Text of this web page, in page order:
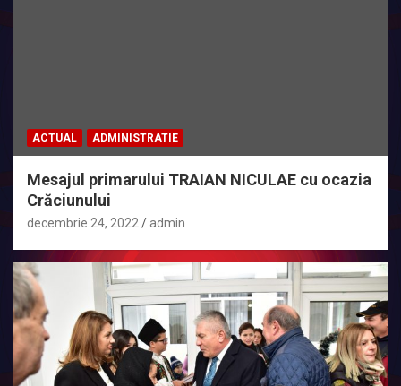
ACTUAL ADMINISTRATIE
Mesajul primarului TRAIAN NICULAE cu ocazia
Crăciunului
decembrie 24, 2022 admin